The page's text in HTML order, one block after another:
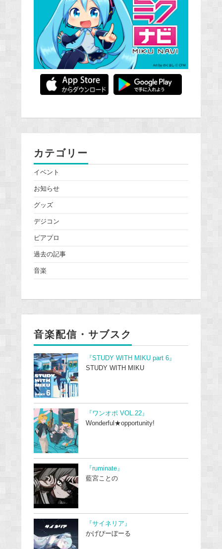
カテゴリー
イベント
お知らせ
グッズ
デジコン
ピアプロ
過去の記事
音楽
音楽配信・サブスク
『STUDY WITH MIKU part 6』
STUDY WITH MIKU
『ワンオポ VOL.22』
Wonderful★opportunity!
『ruminate』
藍宮ことの
『サイネリア』
かげぴーぼーる